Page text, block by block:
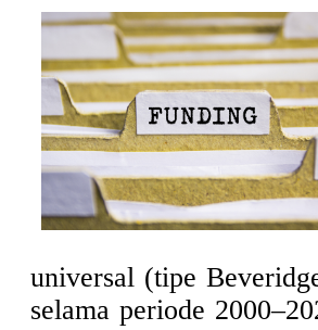
universal (tipe
selama periode